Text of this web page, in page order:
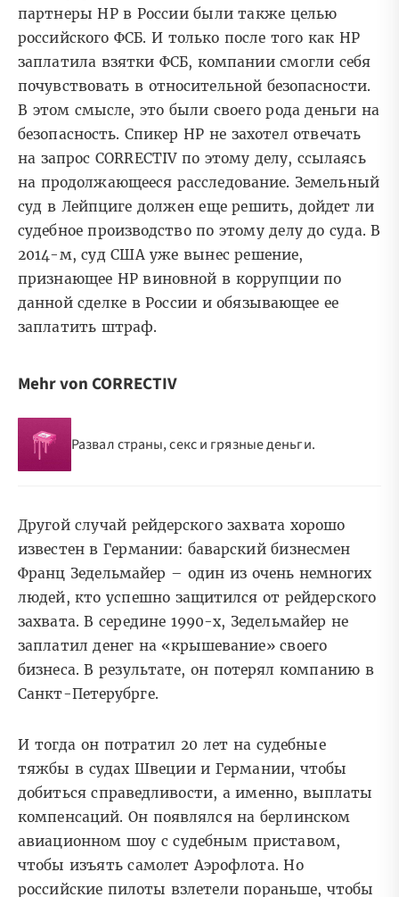
партнеры HP в России были также целью
российского ФСБ. И только после того как HP
заплатила взятки ФСБ, компании смогли себя
почувствовать в относительной безопасности.
В этом смысле, это были своего рода деньги на
безопасность. Спикер HP не захотел отвечать
на запрос CORRECTIV по этому делу, ссылаясь
на продолжающееся расследование. Земельный
суд в Лейпциге должен еще решить, дойдет ли
судебное производство по этому делу до суда. В
2014-м, суд США уже вынес решение,
признающее HP виновной в коррупции по
данной сделке в России и обязывающее ее
заплатить штраф.
Mehr von CORRECTIV
Развал страны, секс и грязные деньги.
Другой случай рейдерского захвата хорошо
известен в Германии: баварский бизнесмен
Франц Зедельмайер – один из очень немногих
людей, кто успешно защитился от рейдерского
захвата. В середине 1990-х, Зедельмайер не
заплатил денег на «крышевание» своего
бизнеса. В результате, он потерял компанию в
Санкт-Петерубрге.
И тогда он потратил 20 лет на судебные
тяжбы в судах Швеции и Германии, чтобы
добиться справедливости, а именно, выплаты
компенсаций. Он появлялся на берлинском
авиационном шоу с судебным приставом,
чтобы изъять самолет Аэрофлота. Но
российские пилоты взлетели пораньше, чтобы